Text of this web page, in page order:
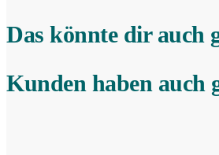
Das könnte dir auch
Kunden haben auch